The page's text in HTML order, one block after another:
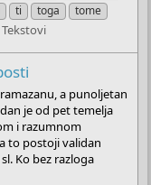
ti toga
tome
a punoljetan
je od pet temelja
i razumnom
to postoji validan
Ko bez razloga